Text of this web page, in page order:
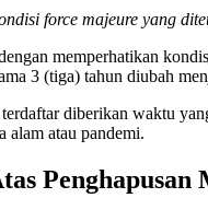
force majeure yang
memperhatikan
3 (tiga) tahun diubah
diberikan waktu
alam atau pandemi.
Penghapusan